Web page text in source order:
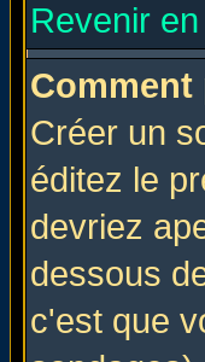
Revenir
Comment
Créer un
éditez le
devriez
dessous
c'est que